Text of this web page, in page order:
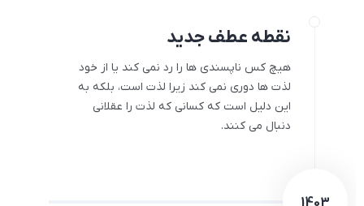
نقطه عطف جدید
هیچ کس ناپسندی ها را رد نمی کند یا از خود
لذت ها دوری نمی کند زیرا لذت است، بلکه به
این دلیل است که کسانی که لذت را عقلانی
دنبال می کنند.